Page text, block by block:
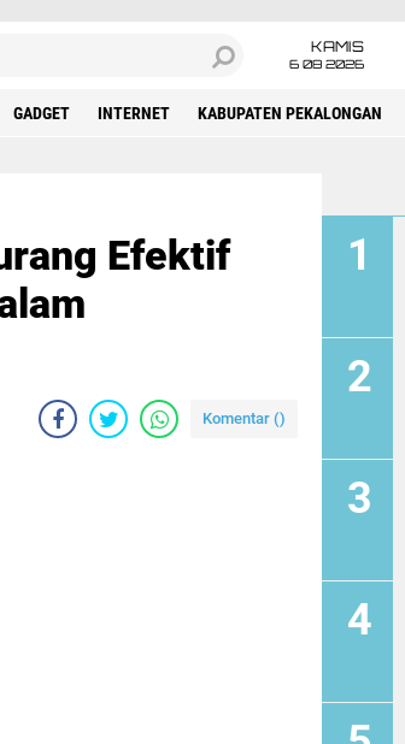
KAMIS
6 08 2026
GADGET INTERNET KABUPATEN PEKALONGAN
Efektif
Komentar ()